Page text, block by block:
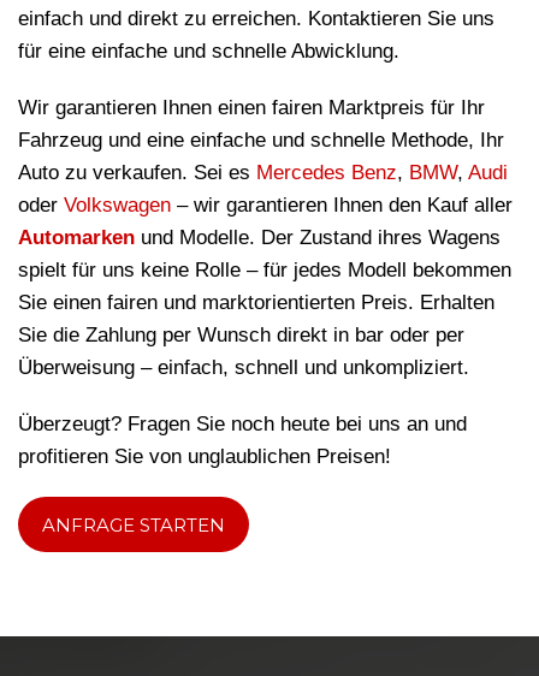
einfach und direkt zu erreichen. Kontaktieren Sie uns
für eine einfache und schnelle Abwicklung.
Wir garantieren Ihnen einen fairen Marktpreis für Ihr
Fahrzeug und eine einfache und schnelle Methode, Ihr
Auto zu verkaufen. Sei es Mercedes Benz, BMW, Audi
oder Volkswagen – wir garantieren Ihnen den Kauf aller
Automarken und Modelle. Der Zustand ihres Wagens
spielt für uns keine Rolle – für jedes Modell bekommen
Sie einen fairen und marktorientierten Preis. Erhalten
Sie die Zahlung per Wunsch direkt in bar oder per
Überweisung – einfach, schnell und unkompliziert.
Überzeugt? Fragen Sie noch heute bei uns an und
profitieren Sie von unglaublichen Preisen!
ANFRAGE STARTEN